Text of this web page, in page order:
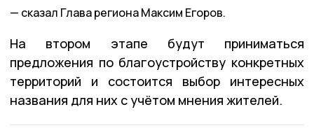
сказал Глава региона Максим Егоров.
На втором этапе будут приниматься
предложения по благоустройству конкретных
территорий и состоится выбор интересных
названия для них с учётом мнения жителей.